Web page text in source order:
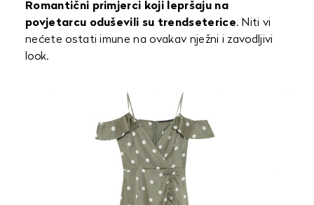
Romantični primjerci koji lepršaju na
povjetarcu oduševili su trendseterice. Niti vi
nećete ostati imune na ovakav nježni i zavodljivi
look.